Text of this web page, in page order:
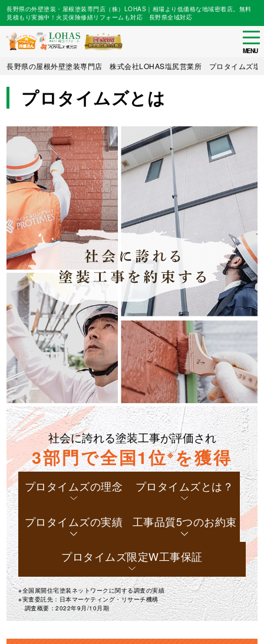
Skip
main
content
長野県の外壁塗装・屋根塗装専門店（株）LOHAS｜相場より低価格な地域密着店。無料
見積もり実施中！火災保険修繕リフォームも対応 長野県全域対応
MENU
長野県の屋根外壁塗装専門店 株式会社LOHAS塩尻営業所 プロタイムズ塩
プロタイムズとは
社会に誇れる塗装工事が評価され
3部門で全国1位※を獲得
プロタイムズの理念 プロタイムズとは？
プロタイムズの実績 工事品質5つのお約束
プロタイムズ限定W工事保証
※全国展開住宅塗装ネットワークに関する調査の実績
※実査委託先：日本マーケティング・リサーチ機構
調査概要：2022年9月/10月期